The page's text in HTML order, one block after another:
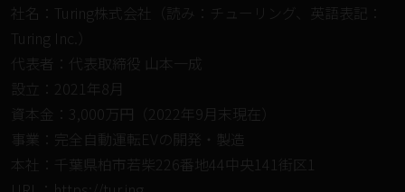
社名：Turing株式会社（読み：チューリング、英語表記：
Turing Inc.）
代表者：代表取締役 ⼭本⼀成
設⽴：2021年8⽉
資本⾦：3,000万円（2022年9⽉末現在）
事業：完全自動運転EVの開発・製造
本社：千葉県柏市若柴226番地44中央141街区1